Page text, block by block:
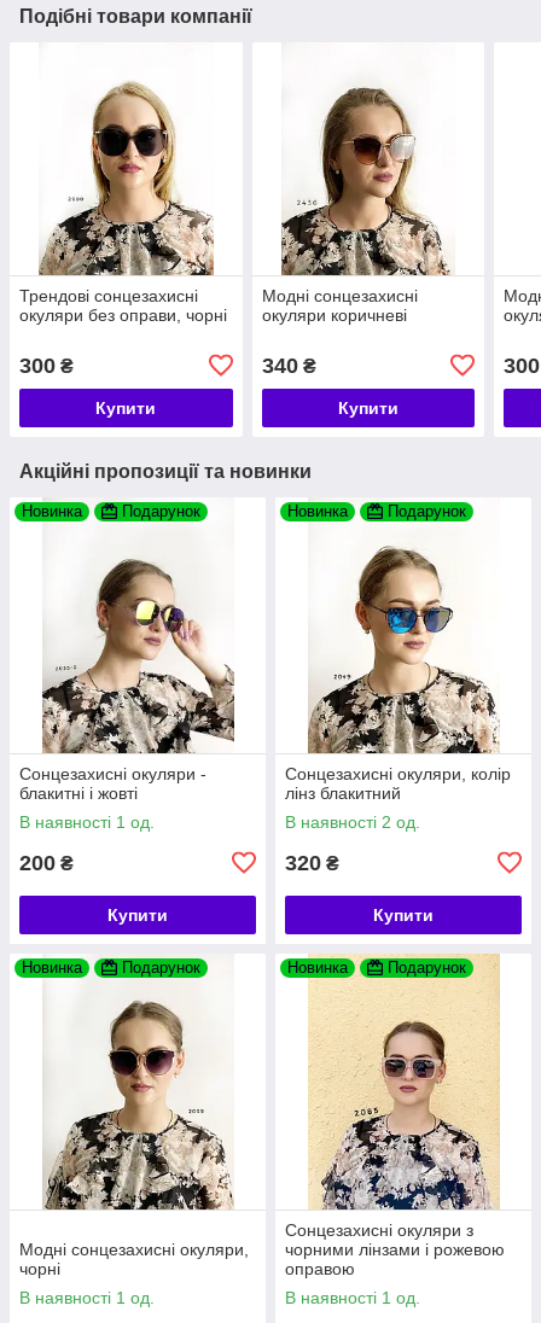
Подібні товари компанії
Трендові сонцезахисні
окуляри без оправи, чорні
300 ₴
Купити
Модні сонцезахисні
окуляри коричневі
340₴
Купити
300
Акційні пропозиції та новинки
Новинка Подарунок
Сонцезахисні окуляри -
блакитні і жовті
В наявності 1 од.
200 ₴
Купити
Новинка Подарунок
Сонцезахисні окуляри, колір
лінз блакитний
В наявності 2 од.
320 ₴
Купити
Новинка Подарунок
Модні сонцезахисні окуляри,
чорні
В наявності 1 од.
Новинка Подарунок
Сонцезахисні окуляри з
чорними лінзами і рожевою
оправою
В наявності 1 од.